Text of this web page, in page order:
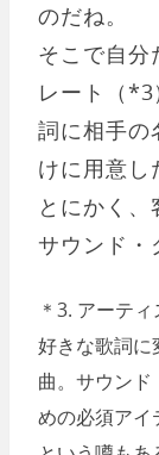
のだね。
そこで自分
レート（*3
詞に相手の
けに用意し
とにかく
サウンド・
＊3. アーテ
好きな歌詞に
曲。サウン
めの必須アイ